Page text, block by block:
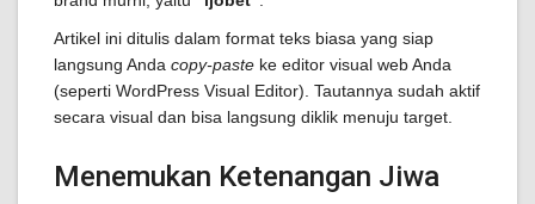
Artikel ini ditulis dalam format teks biasa yang siap
langsung Anda copy-paste ke editor visual web Anda
(seperti WordPress Visual Editor). Tautannya sudah aktif
secara visual dan bisa langsung diklik menuju target.
Menemukan Ketenangan Jiwa